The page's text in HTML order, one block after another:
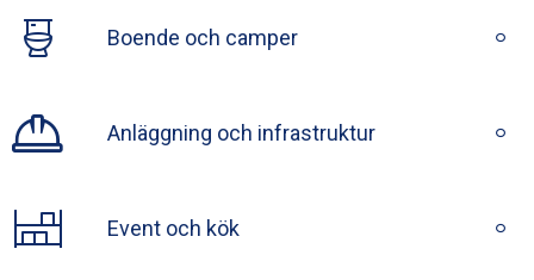
Boende och camper
Anläggning och infrastruktur
Event och kök